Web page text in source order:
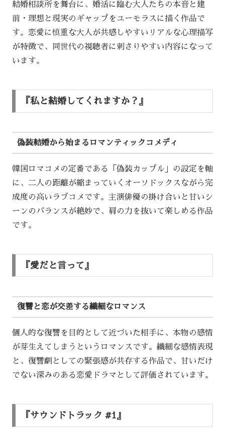
結婚相談所を舞台に、婚活に臨む大人たちの本音と建
前・理想と現実のギャップをユーモラスに描く作品で
す。恋愛に慎重な大人が共感しやすいリアルな心理描写
が特徴で、同世代の視聴者に刺さりやすい内容になって
います。
『私と結婚してくれますか？』
偽装結婚から始まるロマンティックコメディ
韓国ロマコメの定番である「偽装カップル」の設定を軸
に、二人の距離が縮まっていくオーソドックスながら完
成度の高いラブコメです。主演俳優の掛け合いと甘いシ
ーンのバランスが絶妙で、肩の力を抜いて楽しめる作品
です。
『愛だと言って』
復讐と恋が交差する繊細なロマンス
個人的な復讐を目的として近づいた相手に、本物の感情
が芽生えてしまうというロマンスです。繊細な感情表現
と、復讐劇としての緊張感が共存する作品で、甘いだけ
でない深みのある恋愛ドラマとして評価されています。
『サウンドトラック #1』